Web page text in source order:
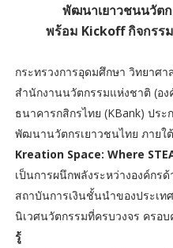
พัฒนาเยาวชนนวัต
พร้อม Kickoff กิจกรร
กระทรวงการอุดมศึกษา วิทยาศ
สำนักงานนวัตกรรมแห่งชาติ (อ
ธนาคารกสิกรไทย (KBank) ปร
พัฒนานวัตกรเยาวชนไทย ภายใ
Kreation Space: Where
เป็นการผนึกพลังระหว่างองค์กร
สถาบันการเงินชั้นนำของประเท
นิเวศนวัตกรรมที่ครบวงจร ครอ
รู้